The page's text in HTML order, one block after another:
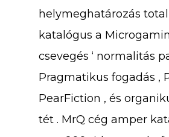
helymeghatározás
katalógus a
csevegés ‘ normalitás
Pragmatikus fogadás ,
PearFiction , és
tét . MrQ cég amper